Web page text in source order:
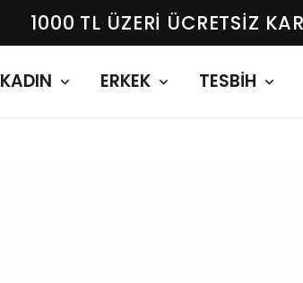
1000 TL ÜZERI ÜCRETSIZ
KADIN ERKEK TESBİH